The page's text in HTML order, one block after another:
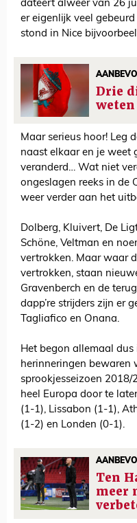
dateert alweer van 26
er eigenlijk veel
stond in Nice
Drie
Maar serieus hoor! Leg
naast elkaar en je weet
veranderd… Wat niet
ongeslagen reeks in de
weer verder aan het
Dolberg, Kluivert, De
Schöne, Veltman en
vertrokken. Maar waar
vertrokken, staan
Gravenberch en de
dapp’re strijders zijn er
Tagliafico en Onana.
Het begon allemaal dus
herinneringen bewaren
sprookjesseizoen 2018/
heel Europa door te
(1-1), Lissabon (1-1),
(1-2) en Londen (0-1).
Ten
meer